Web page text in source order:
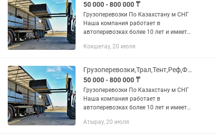
50 000 - 800 000 ₸
Грузоперевозки По Казахстану м СНГ
Наша компания работает в
автоперевозках более 10 лет и имеет
Предоставляем все виды документов.
Кокшетау, 20 июля
Грузоперевозки,Трал,Тент,Реф,Фура,Камаз,Площадка,Длинномер,самосвал,газель
50 000 - 800 000 ₸
Грузоперевозки По Казахстану м СНГ
Наша компания работает в
автоперевозках более 10 лет и имеет
Предоставляем все виды документов.
Атырау, 20 июля